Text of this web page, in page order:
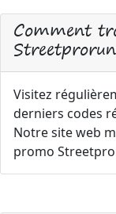
Comment
Visitez
derniers codes
Notre site web
promo